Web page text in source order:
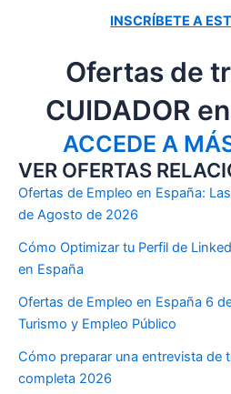
INSCRÍBETE A
Ofertas de
CUIDADOR
ACCEDE A
VER OFERTAS
Ofertas de Empleo en España:
de Agosto de 2026
Cómo Optimizar tu Perfil de
en España
Ofertas de Empleo en España 6
Turismo y Empleo Público
Cómo preparar una entrevista de
completa 2026